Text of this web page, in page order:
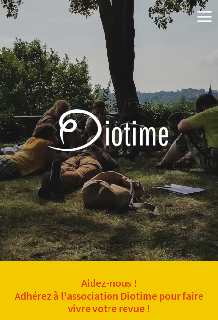
Aidez-nous !
Adhérez à l'association Diotime pour faire
vivre votre revue !